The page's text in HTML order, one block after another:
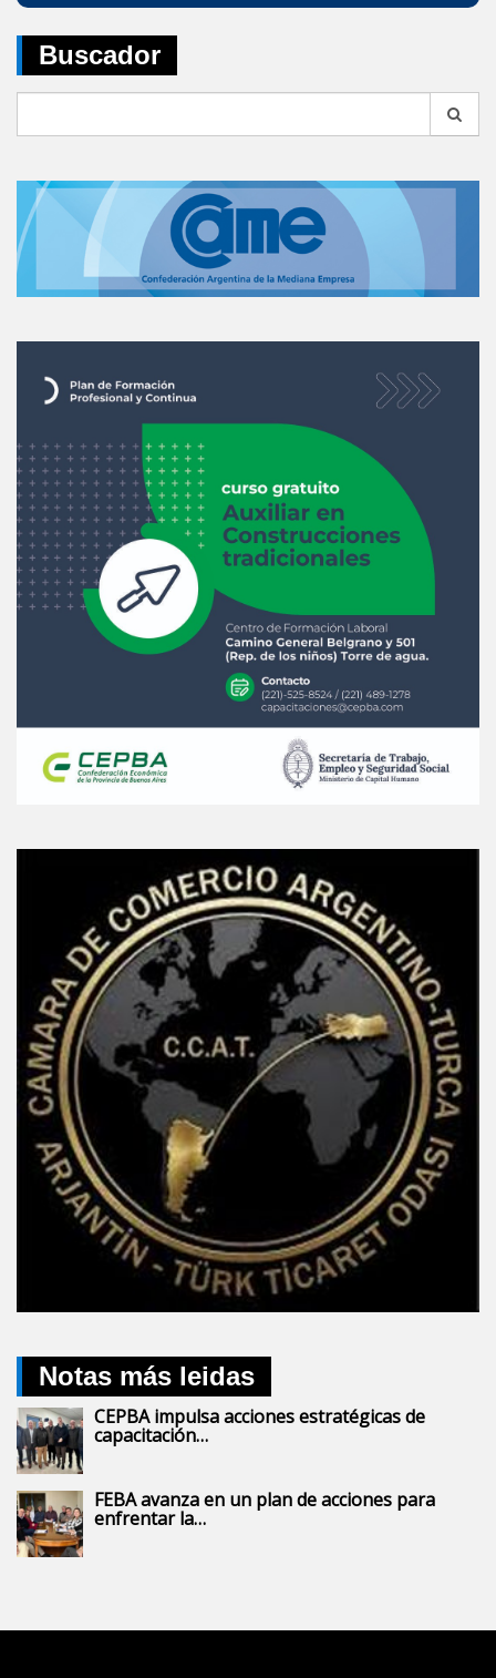
Buscador
Notas más leidas
CEPBA impulsa acciones estratégicas de
capacitación…
FEBA avanza en un plan de acciones para
enfrentar la…